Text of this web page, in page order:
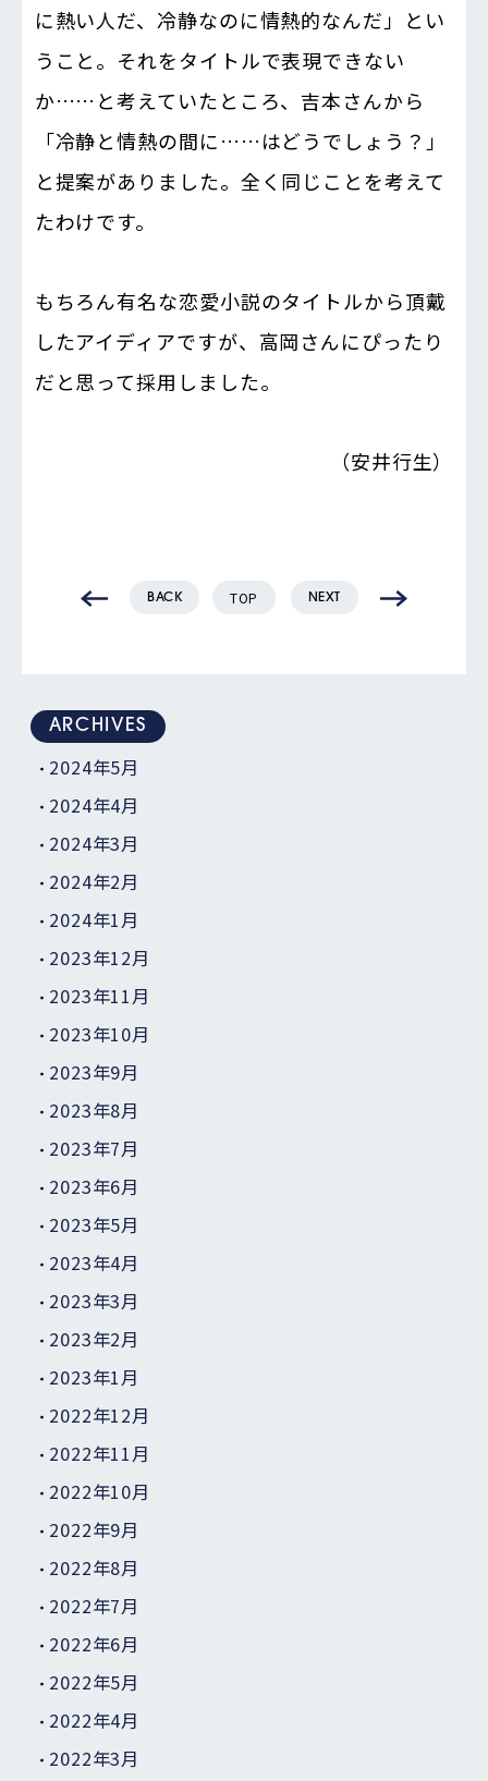
に熱い人だ、冷静なのに情熱的なんだ」とい
うこと。それをタイトルで表現できない
か……と考えていたところ、吉本さんから
「冷静と情熱の間に……はどうでしょう？」
と提案がありました。全く同じことを考えて
たわけです。
もちろん有名な恋愛小説のタイトルから頂戴
したアイディアですが、高岡さんにぴったり
だと思って採用しました。
（安井行生）
BACK NEXT
TOP
ARCHIVES
2024年5月
2024年4月
2024年3月
2024年2月
2024年1月
2023年12月
2023年11月
2023年10月
2023年9月
2023年8月
2023年7月
2023年6月
2023年5月
2023年4月
2023年3月
2023年2月
2023年1月
2022年12月
2022年11月
2022年10月
2022年9月
2022年8月
2022年7月
2022年6月
2022年5月
2022年4月
2022年3月